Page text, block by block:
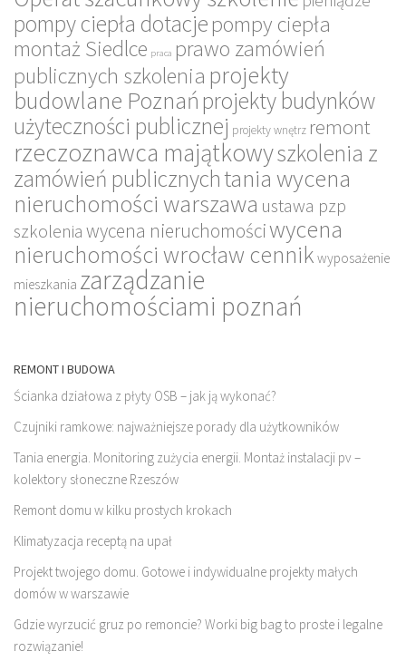
pompy ciepła dotacjepompy ciepła
montaż Siedlce praca prawo zamówień
publicznych szkolenia projekty
budowlane Poznańprojekty budynków
użyteczności publicznej projekty wnętrz remont
rzeczoznawca majątkowyszkolenia z
zamówień publicznychtania wycena
nieruchomości warszawa ustawa pzp
szkolenia wycena nieruchomościwycena
nieruchomości wrocław cennik wyposażenie
mieszkania zarządzanie
nieruchomościami poznań
REMONT I BUDOWA
Ścianka działowa z płyty OSB – jak ją wykonać?
Czujniki ramkowe: najważniejsze porady dla użytkowników
Tania energia. Monitoring zużycia energii. Montaż instalacji pv –
kolektory słoneczne Rzeszów
Remont domu w kilku prostych krokach
Klimatyzacja receptą na upał
Projekt twojego domu. Gotowe i indywidualne projekty małych
domów w warszawie
Gdzie wyrzucić gruz po remoncie? Worki big bag to proste i legalne
rozwiązanie!